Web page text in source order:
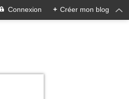
Connexion + Créer mon blog